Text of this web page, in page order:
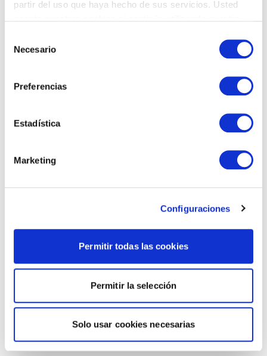
partir del uso que haya hecho de sus servicios. Usted
Necesario
Preferencias
Estadística
Marketing
Configuraciones
Permitir todas las cookies
Permitir la selección
Solo usar cookies necesarias